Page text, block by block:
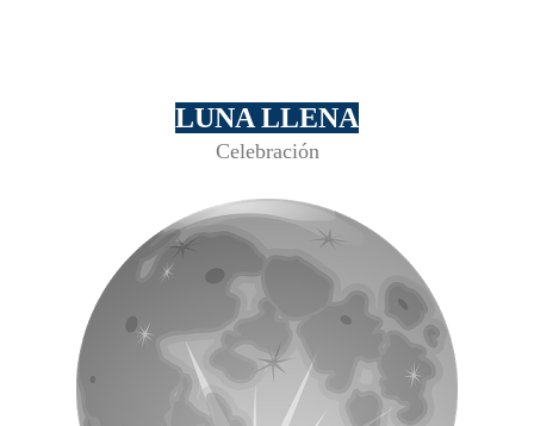
LUNA LLENA
Celebración